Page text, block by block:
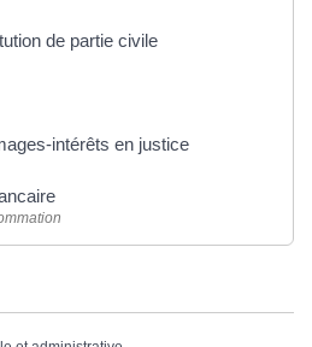
de partie civile
intérêts en justice